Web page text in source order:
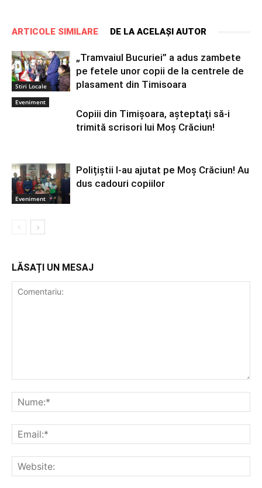
ARTICOLE SIMILARE DE LA ACELAȘI AUTOR
Stiri Locale
„Tramvaiul Bucuriei” a adus zambete
pe fetele unor copii de la centrele de
plasament din Timisoara
Eveniment
Copiii din Timișoara, așteptați să-i
trimită scrisori lui Moş Crăciun!
Eveniment
Polițiștii l-au ajutat pe Moș Crăciun! Au
dus cadouri copiilor
LĂSAȚI UN MESAJ